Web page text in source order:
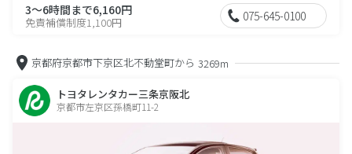
3～6時間まで6,160円
免責補償制度1,100円 075-645-0100
京都府京都市下京区北不動堂町から 3269m
トヨタレンタカー三条京阪北
京都市左京区孫橋町11-2